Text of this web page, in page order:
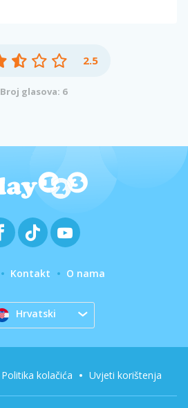
2.5
Broj glasova: 6
Kontakt O nama
Hrvatski
Politika kolačića Uvjeti korištenja